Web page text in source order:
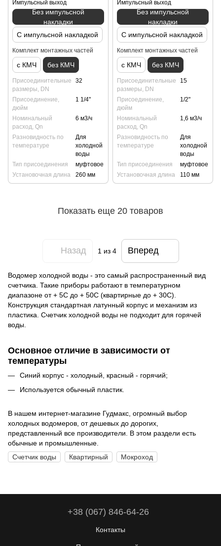
Импульсный выход
Без импульсной
накладки
С импульсной накладкой
Комплект монтажных частей
с КМЧ без КМЧ
Присоединительные
размеры, DN
32
Присоединение,
дюйм
1 1/4"
Номинальный
расход, Qn
6 м3/ч
Разновидность по
температуре
Для
холодной
воды
Тип присоединения
муфтовое
Установочная длина
260 мм
Импульсный выход
Без импульсной
накладки
С импульсной накладкой
Комплект монтажных частей
с КМЧ без КМЧ
Присоединительные
размеры, DN
15
Присоединение,
дюйм
1/2"
Номинальный
расход, Qn
1,6 м3/ч
Разновидность по
температуре
Для
холодной
воды
Тип присоединения
муфтовое
Установочная длина
110 мм
Показать еще 20 товаров
Назад 1 из 4 Вперед
Водомер холодной воды - это самый распространенный вид
счетчика. Такие приборы работают в температурном
диапазоне от + 5С до + 50С (квартирные до + 30С).
Конструкция стандартная латунный корпус и механизм из
пластика. Счетчик холодной воды не подходит для горячей
воды.
Основное отличие в зависимости от
температуры
Синий корпус - холодный, красный - горячий;
Используется обычный пластик.
В нашем интернет-магазине Гудмакс, огромный выбор
холодных водомеров, от дешевых до дорогих,
представленный все производители. В этом раздели есть
обычные и промышленные.
Счетчик воды
Квартирный Мокроход
+38 (067) 846-64-26
Контакты